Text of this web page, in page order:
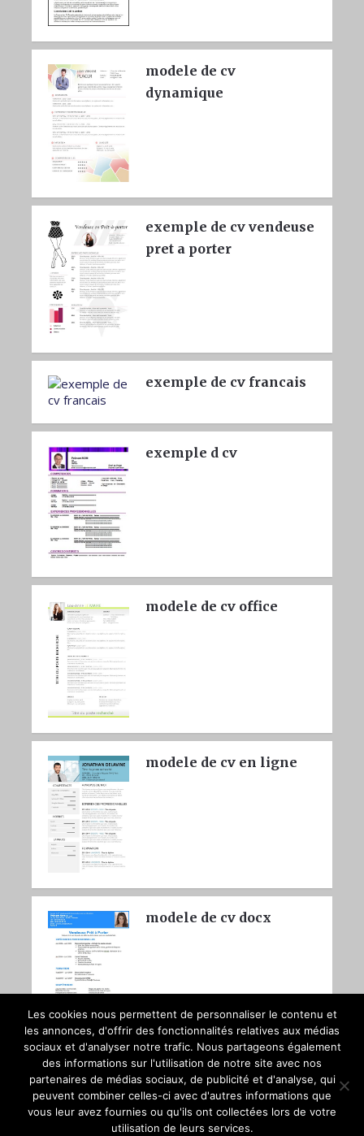
modele de cv
dynamique
exemple de cv vendeuse
pret a porter
exemple de cv francais
exemple d cv
modele de cv office
modele de cv en ligne
modele de cv docx
Copyright © 2026Booste to CV Trouver du travail avec un bon CV
Les cookies nous permettent de personnaliser le contenu et
les annonces, d'offrir des fonctionnalités relatives aux médias
sociaux et d'analyser notre trafic. Nous partageons également
des informations sur l'utilisation de notre site avec nos
partenaires de médias sociaux, de publicité et d'analyse, qui
peuvent combiner celles-ci avec d'autres informations que
vous leur avez fournies ou qu'ils ont collectées lors de votre
utilisation de leurs services.